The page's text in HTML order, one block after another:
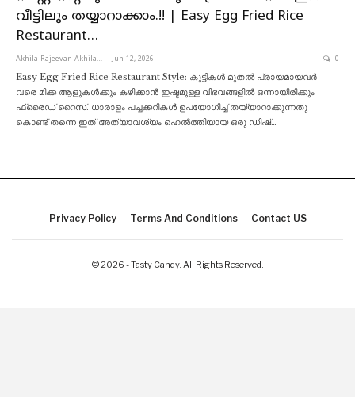
വീട്ടിലും തയ്യാറാക്കാം.!! | Easy Egg Fried Rice
Restaurant…
Akhila Rajeevan Akhila Rajeevan Jun 12, 2026 0
Easy Egg Fried Rice Restaurant Style: കുട്ടികൾ മുതൽ പ്രായമായവർ
വരെ മിക്ക ആളുകൾക്കും കഴിക്കാൻ ഇഷ്ടമുള്ള വിഭവങ്ങളിൽ ഒന്നായിരിക്കും
ഫ്രൈഡ് റൈസ്. ധാരാളം പച്ചക്കറികൾ ഉപയോഗിച്ച് തയ്യാറാക്കുന്നതു
കൊണ്ട് തന്നെ ഇത് അത്യാവശ്യം ഹെൽത്തിയായ ഒരു ഡിഷ്…
Privacy Policy Terms And Conditions Contact US
© 2026 - Tasty Candy. All Rights Reserved.